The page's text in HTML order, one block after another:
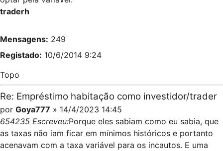
traderh
Mensagens: 249
Registado: 10/6/2014 9:24
Topo
Re: Empréstimo habitação como investidor/trader
por Goya777 » 14/4/2023 14:45
654235 Escreveu:Porque eles sabiam como eu sabia, que
as taxas não iam ficar em mínimos históricos e portanto
acenavam com a taxa variável para os incautos. E uma